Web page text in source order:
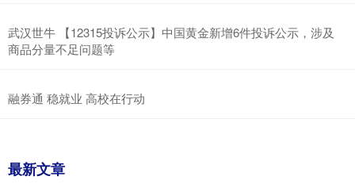
武汉世牛 【12315投诉公示】中国黄金新增6件投诉公示，涉及
商品分量不足问题等
融券通 稳就业 高校在行动
最新文章